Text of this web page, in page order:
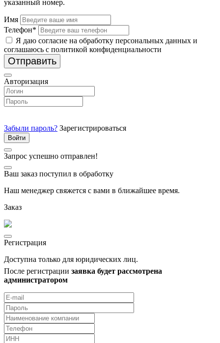
указанный номер.
Имя
Телефон*
Я даю согласие на обработку персональных данных и
соглашаюсь с политикой конфиденциальности
Отправить
Авторизация
Забыли пароль? Зарегистрироваться
Запрос успешно отправлен!
Ваш заказ поступил в обработку
Наш менеджер свяжется с вами в ближайшее время.
Заказ
Регистрация
Доступна только для юридических лиц.
После регистрации заявка будет рассмотрена
администратором